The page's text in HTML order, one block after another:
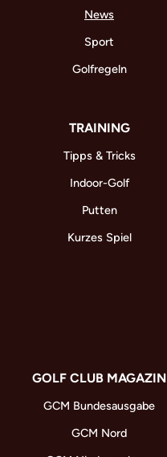
News
Sport
Golfregeln
TRAINING
Tipps & Tricks
Indoor-Golf
Putten
Kurzes Spiel
GOLF CLUB MAGAZIN
GCM Bundesausgabe
GCM Nord